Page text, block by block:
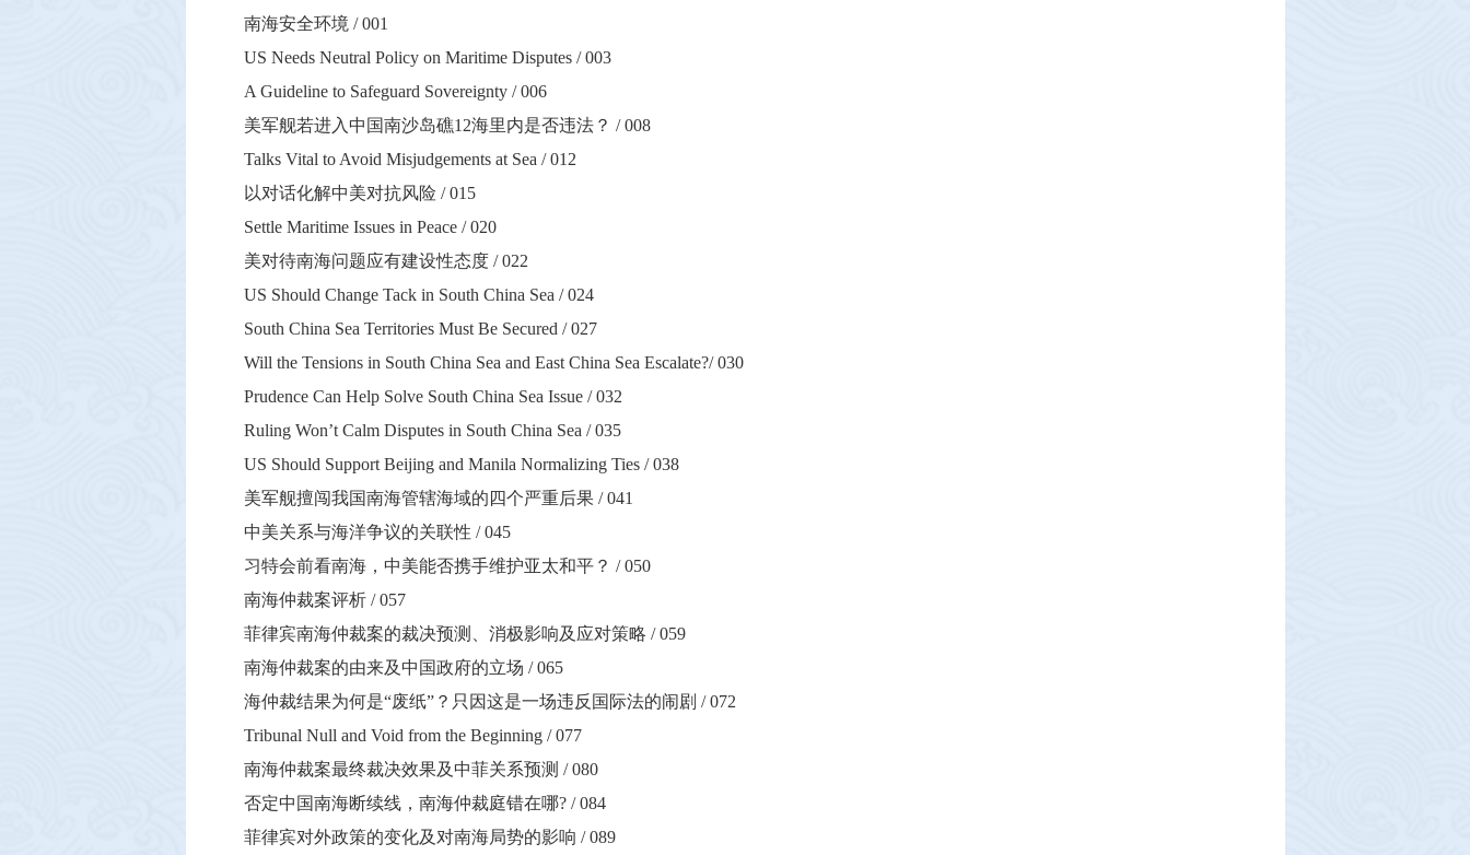
南海安全环境 / 001
US Needs Neutral Policy on Maritime Disputes / 003
A Guideline to Safeguard Sovereignty / 006
美军舰若进入中国南沙岛礁12海里内是否违法？ / 008
Talks Vital to Avoid Misjudgements at Sea / 012
以对话化解中美对抗风险 / 015
Settle Maritime Issues in Peace / 020
美对待南海问题应有建设性态度/ 022
US Should Change Tack in South China Sea / 024
South China Sea Territories Must Be Secured / 027
Will the Tensions in South China Sea and East China Sea Escalate?/ 030
Prudence Can Help Solve South China Sea Issue / 032
Ruling Won’t Calm Disputes in South China Sea / 035
US Should Support Beijing and Manila Normalizing Ties / 038
美军舰擅闯我国南海管辖海域的四个严重后果/ 041
中美关系与海洋争议的关联性 / 045
习特会前看南海，中美能否携手维护亚太和平？ / 050
南海仲裁案评析/ 057
菲律宾南海仲裁案的裁决预测、消极影响及应对策略 / 059
南海仲裁案的由来及中国政府的立场 / 065
海仲裁结果为何是“废纸”？只因这是一场违反国际法的闹剧 / 072
Tribunal Null and Void from the Beginning / 077
南海仲裁案最终裁决效果及中菲关系预测 / 080
否定中国南海断续线，南海仲裁庭错在哪? / 084
菲律宾对外政策的变化及对南海局势的影响 / 089